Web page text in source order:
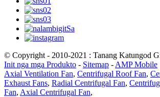
© Copyright - 2010-2021 : Tanang Katungod
Init nga mga Produkto - Sitemap - AMP Mobile
Axial Ventilation Fan, Centrifugal Roof Fan,
Exhaust Fans, Radial Centrifugal Fan,
Fan, Axial Centrifugal Fan,